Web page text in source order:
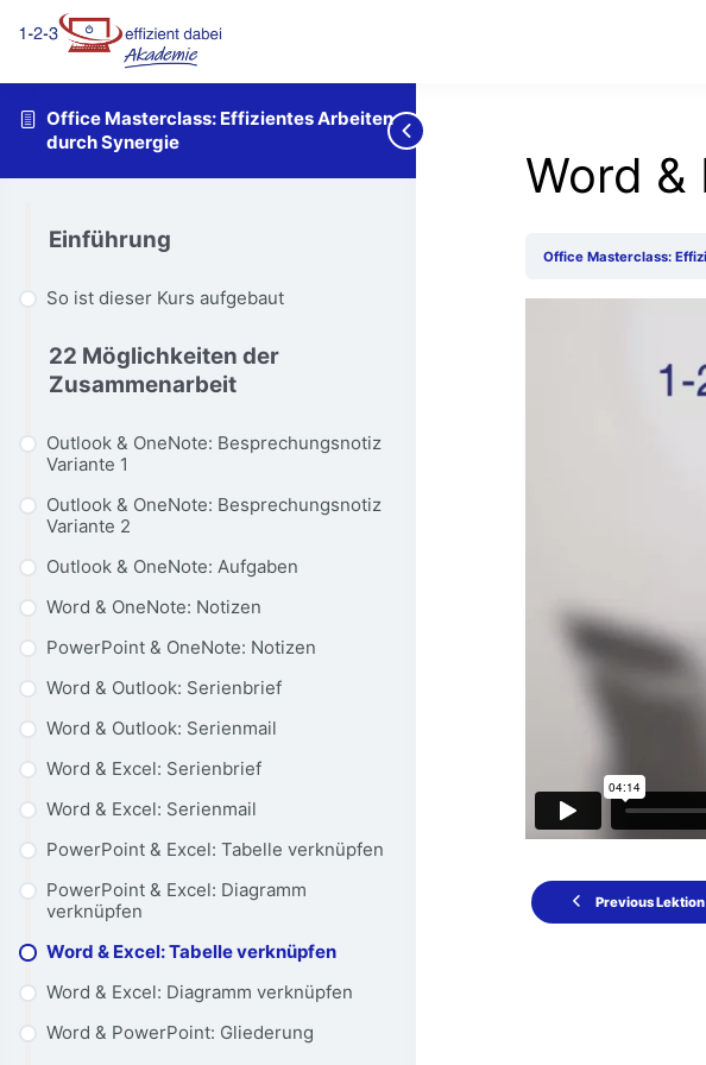
Office Masterclass: Effizientes Arbeiten
durch Synergie
Einführung
So ist dieser Kurs aufgebaut
22 Möglichkeiten der
Zusammenarbeit
Outlook & OneNote: Besprechungsnotiz
Variante 1
Outlook & OneNote: Besprechungsnotiz
Variante 2
Outlook & OneNote: Aufgaben
Word & OneNote: Notizen
PowerPoint & OneNote: Notizen
Word & Outlook: Serienbrief
Word & Outlook: Serienmail
Word & Excel: Serienbrief
Word & Excel: Serienmail
PowerPoint & Excel: Tabelle verknüpfen
PowerPoint & Excel: Diagramm
verknüpfen
Word & Excel: Tabelle verknüpfen
Word & Excel: Diagramm verknüpfen
Word & PowerPoint: Gliederung
Word &
Office Masterclass:
Previous Lektion